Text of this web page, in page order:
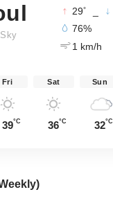
29°
76%
1 km/h
Fri
39°C
Sat
36°C
Sun
32°C
)